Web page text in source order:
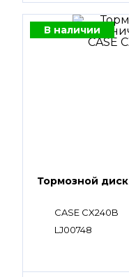
В наличии
Тормозной диск
CASE CX240B
LJ00748